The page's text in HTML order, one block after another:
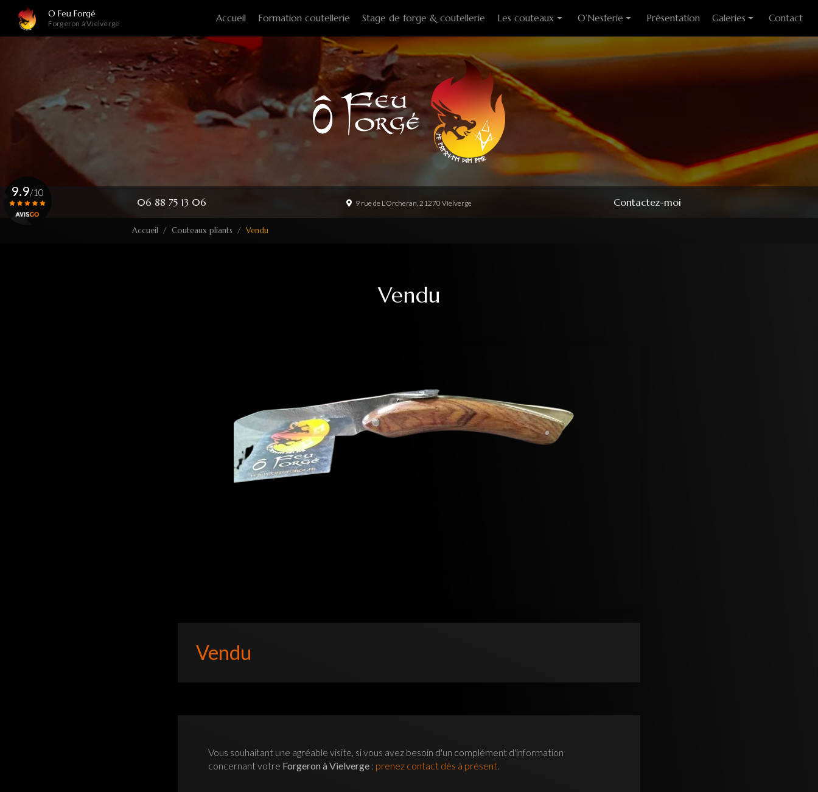
contenu
O Feu Forgé
Forgeron à Vielverge Accueil Formation coutellerie Stage de forge & coutellerie Les couteaux
Couteaux fixes
Couteaux pliants
Couteaux de cuisine
Couteaux de table
Couteaux à huitre
Tire-bouchons
Option
O’Nesferie
Encens Artisanal
Présentation Galeries
Photo des stages
Contact
06 88 75 13 06 9 rue de L'Orcheran, 21270 Vielverge Contactez-moi
9.9/10
Accueil Couteaux pliants Vendu
Vendu
Vendu
Vous souhaitant une agréable visite, si vous avez besoin d'un complément d'information
concernant votre Forgeron à Vielverge : prenez contact dès à présent.